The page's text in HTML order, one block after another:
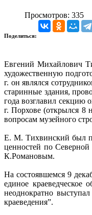
Просмотров: 335
Поделиться:
Евгений Михайлович
художественную
г. он являлся
старинные здания,
года возглавил секцию
г. Порхове (открылся 8
вопросам музейного
Е. М. Тихвинский был
ценностей по Северной
К.Романовым.
На состоявшемся 9
единое
неоднократно
краеведения”.